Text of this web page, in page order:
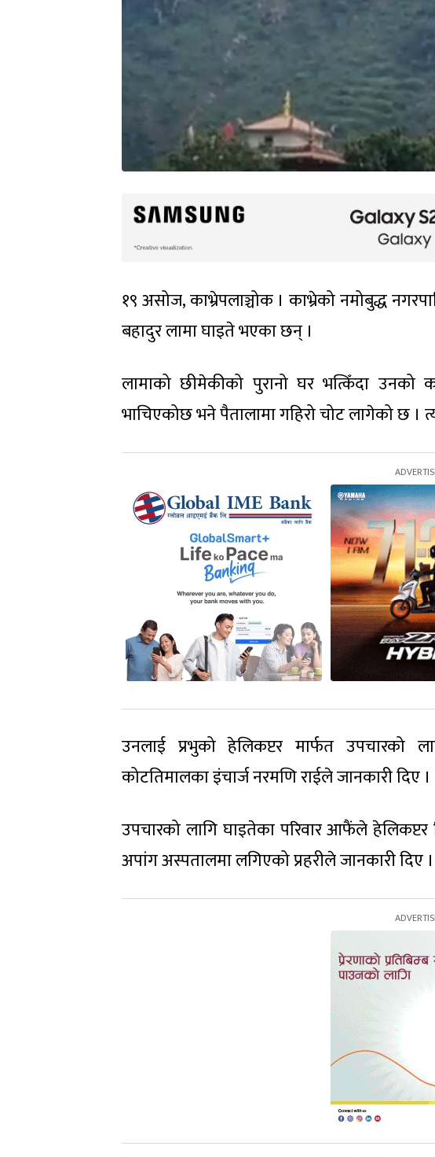
१९ असोज, काभ्रेपलाञ्चोक । काभ्रेको नमोबुद्ध
बहादुर लामा घाइते भएका छन् ।
लामाको छीमेकीको पुरानो घर भत्किँदा उनको
भाचिएकोछ भने पैतालामा गहिरो चोट लागेको छ ।
उनलाई प्रभुको हेलिकप्टर मार्फत उपचारको
कोटतिमालका इंचार्ज नरमणि राईले जानकारी दिए ।
उपचारको लागि घाइतेका परिवार आफैंले हेलिकप्टर
अपांग अस्पतालमा लगिएको प्रहरीले जानकारी दिए ।